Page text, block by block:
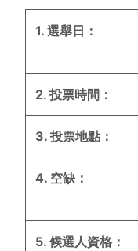
1. 選舉日：
2. 投票時間：
3. 投票地點：
4. 空缺：
5. 候選人資格：